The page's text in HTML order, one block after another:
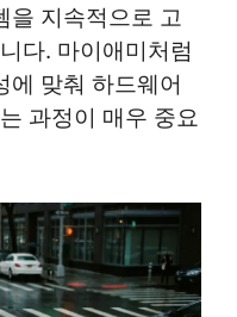
을 지속적으로 고
다. 마이애미처럼
에 맞춰 하드웨어
과정이 매우 중요